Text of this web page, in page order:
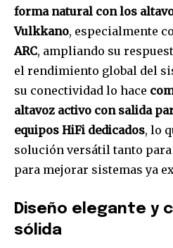
Para suscribirte, solo escribe tu
y da click en el botón de
respetamos tu privacidad y no
INBOX. Tu información está
forma natural con los
Vulkkano, especialmente
ARC, ampliando su
el rendimiento global del
su conectividad lo hace
altavoz activo con salida
equipos HiFi dedicados, lo
solución versátil tanto
para mejorar sistemas ya
Diseño elegante y
sólida